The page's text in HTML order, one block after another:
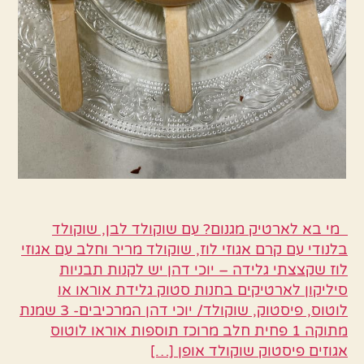
מי בא לארטיק מגנום? עם שוקולד לבן, שוקולד
בלנודי עם קרם אגוזי לוז, שוקולד מריר וחלב עם אגוזי
לוז שקצצתי גלידה – יוכי דהן יש לקנות תבניות
סיליקון לארטיקים בחנות סטוק גלידת אוראו או
לוטוס, פיסטוק, שוקולד/ יוכי דהן המרכיבים- 3 שמנת
מתוקה 1 פחית חלב מרוכז תוספות אוראו לוטוס
אגוזים פיסטוק שוקולד אופן […]